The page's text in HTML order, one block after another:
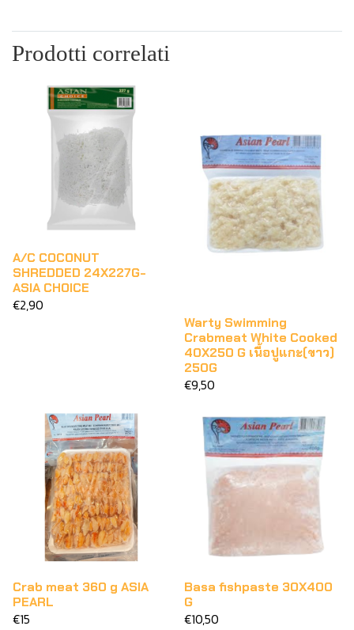
Prodotti correlati
A/C COCONUT
SHREDDED 24X227G-
ASIA CHOICE
€2,90
Warty Swimming
Crabmeat White Cooked
40X250 G เนื้อปูแกะ(ขาว)
250G
€9,50
Crab meat 360 g ASIA
PEARL
€15
Basa fishpaste 30X400
G
€10,50